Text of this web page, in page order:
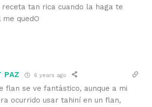
tan rica cuando la haga te
quedO
PAZ 6 years ago
flan se ve fantástico, aunque a mi
ocurrido usar tahiní en un flan,